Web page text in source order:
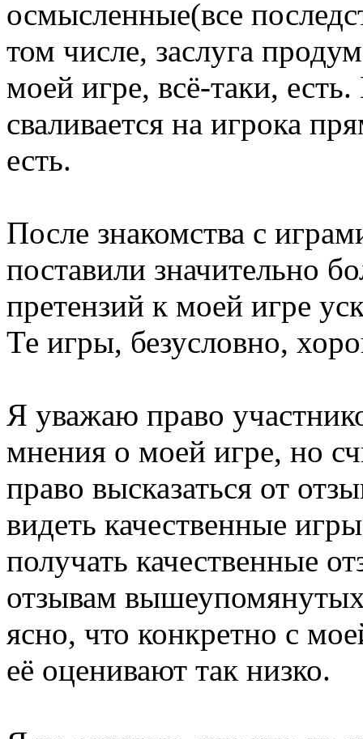
осмысленные(все
том числе, заслуга
моей игре, всё-таки,
сваливается на игрока
есть.
После знакомства с
поставили значительно
претензий к моей игре
Те игры, безусловно,
Я уважаю право
мнения о моей игре, но
право высказаться от
видеть качественные
получать качественные
отзывам
ясно, что конкретно с
её оценивают так низко.